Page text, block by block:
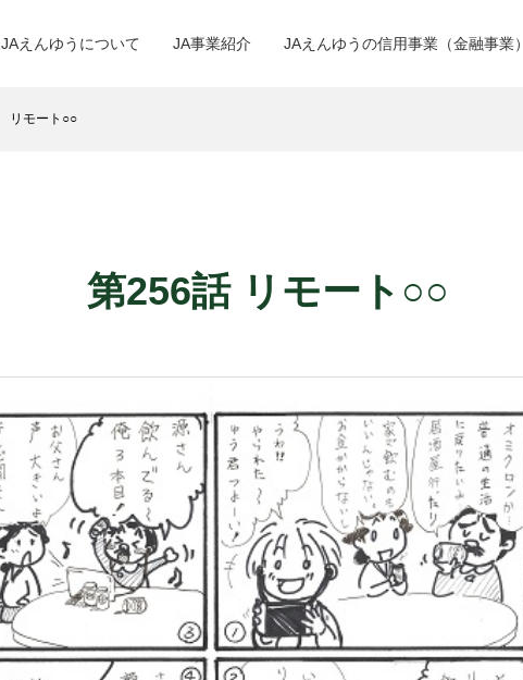
JAえんゆうについて JA事業紹介 JAえんゆうの信用事業（金融事業）
リモート○○
第256話 リモート○○